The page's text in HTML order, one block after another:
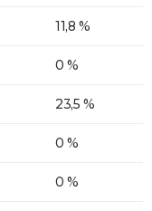
11,8 %
0 %
23,5 %
0 %
0 %